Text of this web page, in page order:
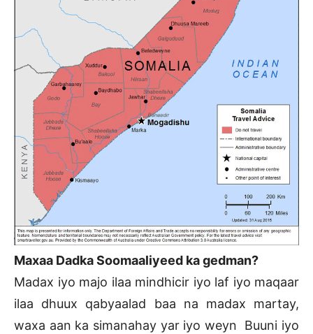
Maxaa Dadka Soomaaliyeed ka gedman?
Madax iyo majo ilaa mindhicir iyo laf iyo maqaar
ilaa dhuux qabyaalad baa na madax martay,
waxa aan ka simanahay yar iyo weyn Buuni iyo